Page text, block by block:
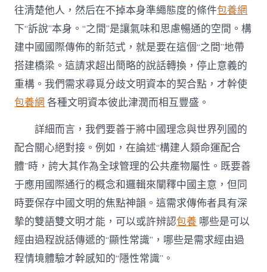
往清楚他人，然后在不掉本身準繩態度的條件包養網
下“訴說”本身。“之間”是讓氣味和思慮暢通的空間。構
建中國國際傳佈的新范式，就是要在這個“之間”地帶
搭建橋梁。這請求超出簡略的說話轉換，停止意義的
重構。我們需求尋覓分歧文明資本的契合點，才幹使
包養網 各種文明資本彼此津潤而相互豐盛。
詳細而言，我們要善于將中國理念與世界列國的
配合關心絕對接。例如，在論述“構建人類命運配合
體”時，誇大其作為全球管理的公共產物屬性。既要善
于應用國際通行的概念和邏輯來闡釋中國主意，但同
時要保存中國文明的焦點神韻。這需求傳佈者具有深
摯的雙語雙文明才能，可以或許辨認包養 哪些是可以
經由過程說話傳遞的“顯性常識”，哪些是需求經由過
程情境體驗才幹感知的“隱性常識”。